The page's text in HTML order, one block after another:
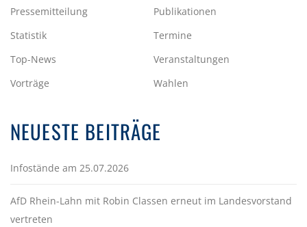
Pressemitteilung
Publikationen
Statistik
Termine
Top-News
Veranstaltungen
Vorträge
Wahlen
NEUESTE BEITRÄGE
Infostände am 25.07.2026
AfD Rhein-Lahn mit Robin Classen erneut im Landesvorstand
vertreten